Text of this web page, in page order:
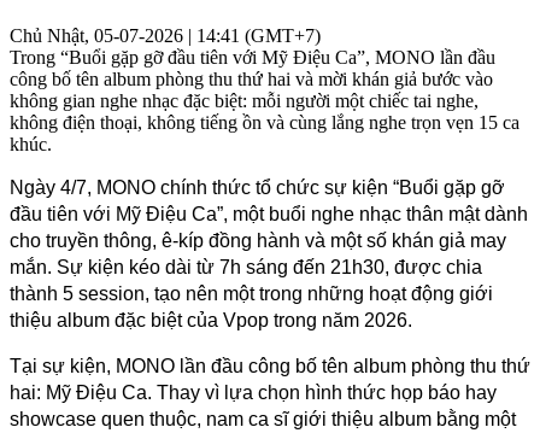
Chủ Nhật, 05-07-2026 | 14:41 (GMT+7)
Trong “Buổi gặp gỡ đầu tiên với Mỹ Điệu Ca”, MONO lần đầu
công bố tên album phòng thu thứ hai và mời khán giả bước vào
không gian nghe nhạc đặc biệt: mỗi người một chiếc tai nghe,
không điện thoại, không tiếng ồn và cùng lắng nghe trọn vẹn 15 ca
khúc.
Ngày 4/7, MONO chính thức tổ chức sự kiện “Buổi gặp gỡ
đầu tiên với Mỹ Điệu Ca”, một buổi nghe nhạc thân mật dành
cho truyền thông, ê-kíp đồng hành và một số khán giả may
mắn. Sự kiện kéo dài từ 7h sáng đến 21h30, được chia
thành 5 session, tạo nên một trong những hoạt động giới
thiệu album đặc biệt của Vpop trong năm 2026.
Tại sự kiện, MONO lần đầu công bố tên album phòng thu thứ
hai: Mỹ Điệu Ca. Thay vì lựa chọn hình thức họp báo hay
showcase quen thuộc, nam ca sĩ giới thiệu album bằng một